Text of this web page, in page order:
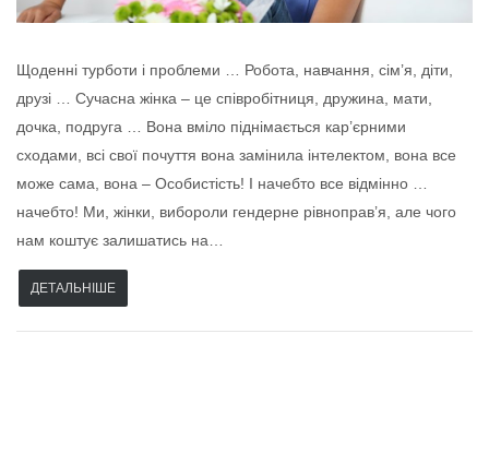
Щоденні турботи і проблеми … Робота, навчання, сім’я, діти,
друзі … Сучасна жінка – це співробітниця, дружина, мати,
дочка, подруга … Вона вміло піднімається кар’єрними
сходами, всі свої почуття вона замінила інтелектом, вона все
може сама, вона – Особистість! І начебто все відмінно …
начебто! Ми, жінки, вибороли гендерне рівноправ’я, але чого
нам коштує залишатись на…
ДЕТАЛЬНІШЕ